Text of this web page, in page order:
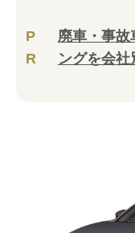
P
R
廃車・事故
ングを会社